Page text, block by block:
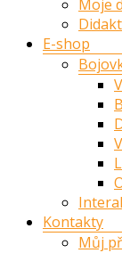
Moje
E-shop
Kontakty
Můj